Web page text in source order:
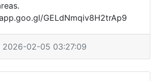
GELdNmqiv8H2trAp9
2026-02-05 03:27:09